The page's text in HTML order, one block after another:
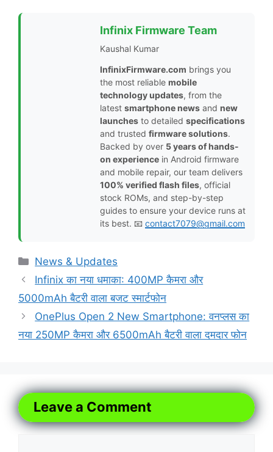
Infinix Firmware Team
Kaushal Kumar
InfinixFirmware.com brings you
the most reliable mobile
technology updates, from the
latest smartphone news and new
launches to detailed specifications
and trusted firmware solutions.
Backed by over 5 years of hands-
on experience in Android firmware
and mobile repair, our team delivers
100% verified flash files, official
stock ROMs, and step-by-step
guides to ensure your device runs at
its best. 📧 contact7079@gmail.com
Categories
News & Updates
Infinix का नया धमाका: 400MP कैमरा और
5000mAh बैटरी वाला बजट स्मार्टफोन
OnePlus Open 2 New Smartphone: वनप्लस का
नया 250MP कैमरा और 6500mAh बैटरी वाला दमदार फोन
Leave a Comment